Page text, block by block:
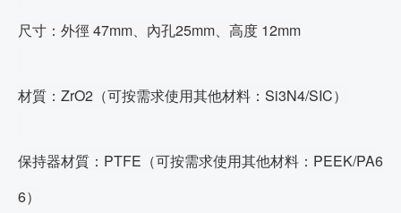
尺寸：外徑 47mm、內孔25mm、高度 12mm
材質：ZrO2 （可按需求使用其他材料： Si3N4/SIC）
保持器材質：PTFE （可按需求使用其他材料：PEEK/PA6
6）